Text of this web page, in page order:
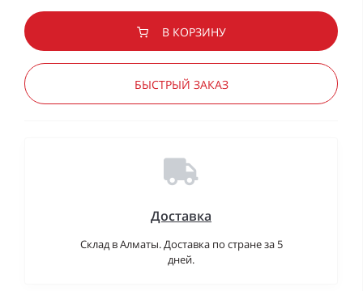
В КОРЗИНУ
БЫСТРЫЙ ЗАКАЗ
Доставка
Склад в Алматы. Доставка по стране за 5
дней.